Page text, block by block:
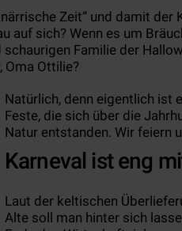
Zeit“ und damit
auf sich? Wenn es um
Familie der
Oma Ottilie?
Natürlich, denn eigentlich ist
Feste, die sich über die
Natur entstanden. Wir feiern
Karneval ist eng
Laut der keltischen
Alte soll man hinter sich